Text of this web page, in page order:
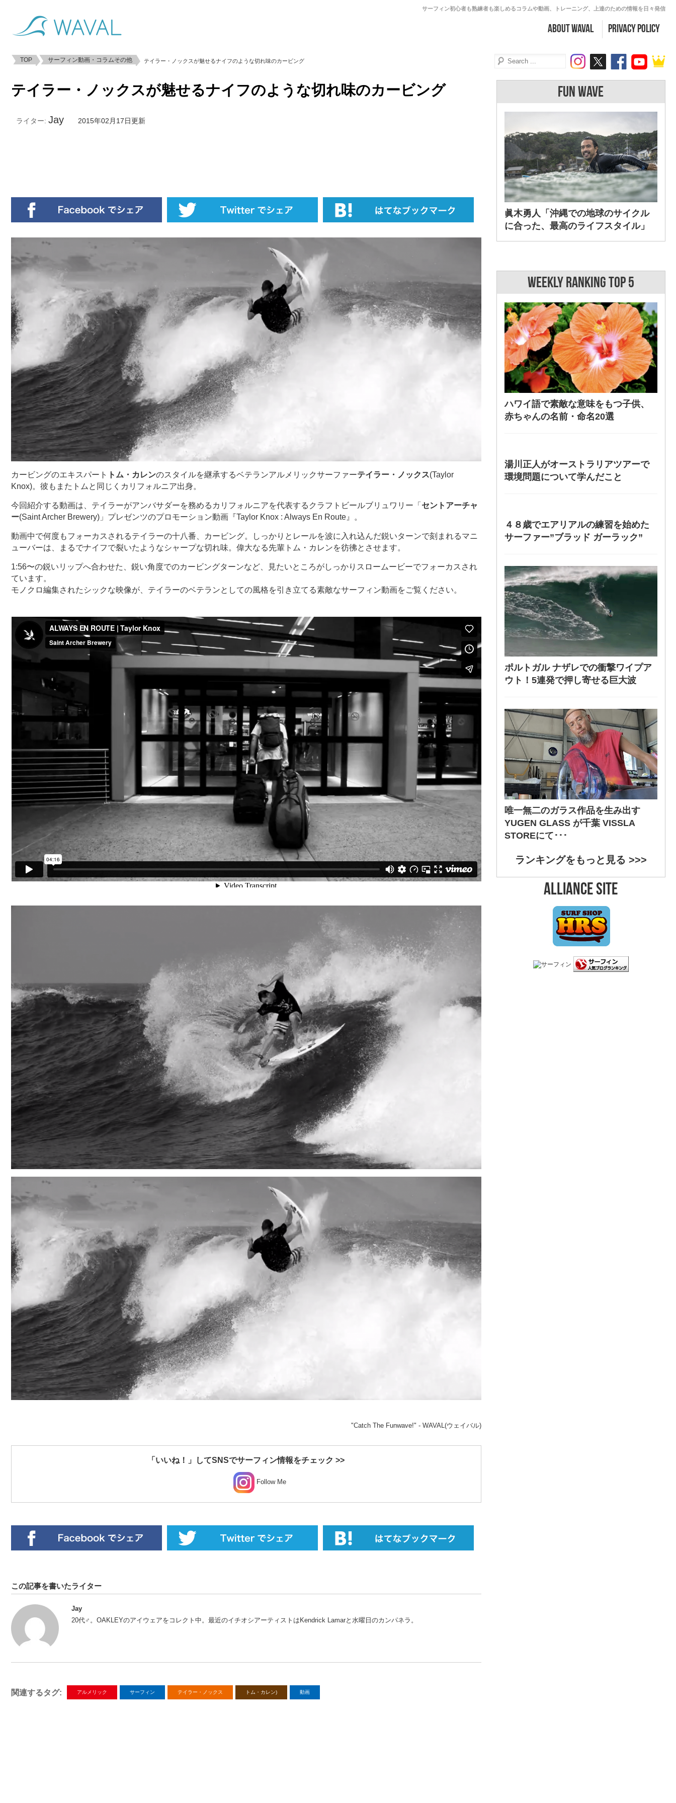
サーフィン初心者も熟練者も楽しめるコラムや動画、トレーニング、上達のための情報を日々発信
about WAVAL PRIVACY POLICY
TOP サーフィン動画・コラムその他 テイラー・ノックスが魅せるナイフのような切れ味のカービング
テイラー・ノックスが魅せるナイフのような切れ味のカービング
ライター: Jay 2015年02月17日更新
カービングのエキスパート トム・カレンのスタイルを継承するベテランアルメリックサーファーテイラー・ノックス(Taylor
Knox)。彼もまたトムと同じくカリフォルニア出身。
今回紹介する動画は、テイラーがアンバサダーを務めるカリフォルニアを代表するクラフトビールブリュワリー「 セントアーチャ
ー(Saint Archer Brewery)」プレゼンツのプロモーション動画『Taylor Knox : Always En Route』。
動画中で何度もフォーカスされるテイラーの十八番、カービング。しっかりとレールを波に入れ込んだ鋭いターンで刻まれるマニ
ューバーは、まるでナイフで裂いたようなシャープな切れ味。偉大なる先輩トム・カレンを彷彿とさせます。
1:56〜の鋭いリップへ合わせた、鋭い角度でのカービングターンなど、見たいところがしっかりスロームービーでフォーカスされ
ています。
モノクロ編集されたシックな映像が、テイラーのベテランとしての風格を引き立てる素敵なサーフィン動画をご覧ください。
"Catch The Funwave!" - WAVAL(ウェイバル)
「いいね！」してSNSでサーフィン情報をチェック >>
Follow Me
この記事を書いたライター
Jay
20代♂。OAKLEYのアイウェアをコレクト中。最近のイチオシアーティストはKendrick Lamarと水曜日のカンパネラ。
関連するタグ: アルメリック サーフィン テイラー・ノックス トム・カレン) 動画
FUN WAVE
眞木勇人「沖縄での地球のサイクル
に合った、最高のライフスタイル」
WEEKLY RANKING TOP 5
ハワイ語で素敵な意味をもつ子供、
赤ちゃんの名前・命名20選
湯川正人がオーストラリアツアーで
環境問題について学んだこと
４８歳でエアリアルの練習を始めた
サーファー”ブラッド ガーラック”
ポルトガル ナザレでの衝撃ワイプア
ウト！5連発で押し寄せる巨大波
唯一無二のガラス作品を生み出す
YUGEN GLASS が千葉 VISSLA
STOREにて･･･
ランキングをもっと見る >>>
ALLIANCE SITE